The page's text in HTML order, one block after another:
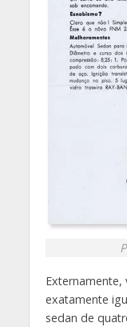
exatamente
sedan de